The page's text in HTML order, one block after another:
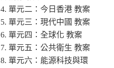
4. 單元二：今日香港 教案
5. 單元三：現代中國 教案
6. 單元四：全球化 教案
7. 單元五：公共衛生 教案
8. 單元六：能源科技與環